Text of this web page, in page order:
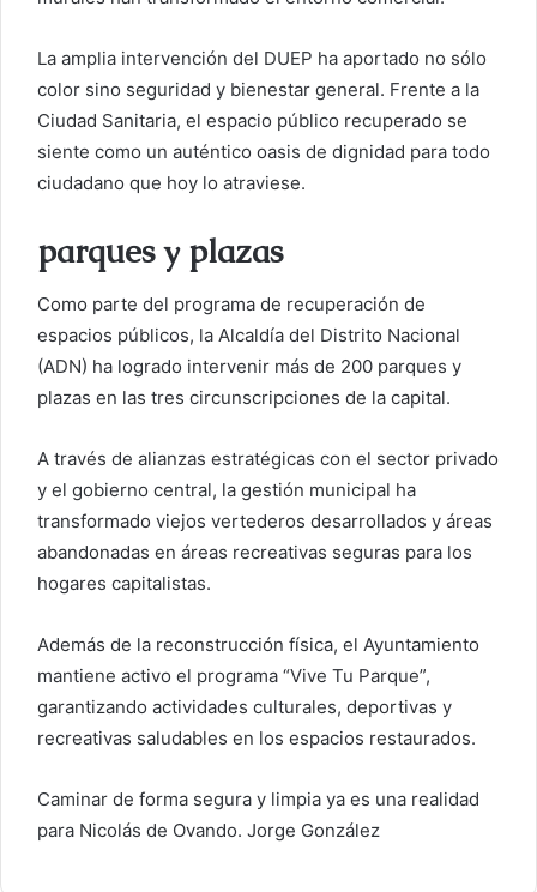
La amplia intervención del DUEP ha aportado no sólo
color sino seguridad y bienestar general. Frente a la
Ciudad Sanitaria, el espacio público recuperado se
siente como un auténtico oasis de dignidad para todo
ciudadano que hoy lo atraviese.
parques y plazas
Como parte del programa de recuperación de
espacios públicos, la Alcaldía del Distrito Nacional
(ADN) ha logrado intervenir más de 200 parques y
plazas en las tres circunscripciones de la capital.
A través de alianzas estratégicas con el sector privado
y el gobierno central, la gestión municipal ha
transformado viejos vertederos desarrollados y áreas
abandonadas en áreas recreativas seguras para los
hogares capitalistas.
Además de la reconstrucción física, el Ayuntamiento
mantiene activo el programa “Vive Tu Parque”,
garantizando actividades culturales, deportivas y
recreativas saludables en los espacios restaurados.
Caminar de forma segura y limpia ya es una realidad
para Nicolás de Ovando. Jorge González